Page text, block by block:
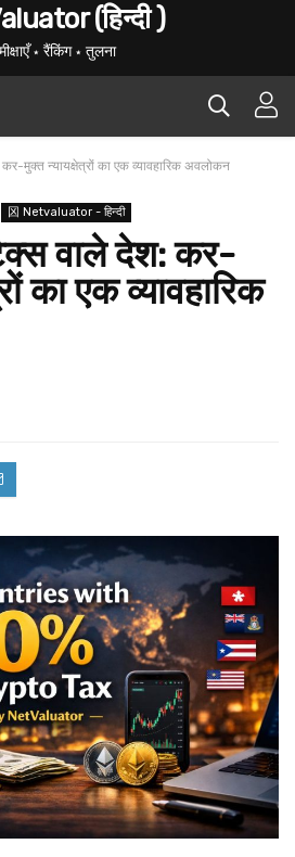
(हिन्दी )
⋆ रैंकिंग ⋆ तुलना
मुक्त न्यायक्षेत्रों का एक व्यावहारिक अवलोकन
龱 Netvaluator - हिन्दी
वाले देश: कर-
का एक व्यावहारिक